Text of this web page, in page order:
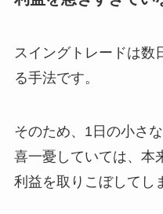
スイングトレードは数
る手法です。
そのため、1日の小さ
喜一憂していては、本
利益を取りこぼしてし